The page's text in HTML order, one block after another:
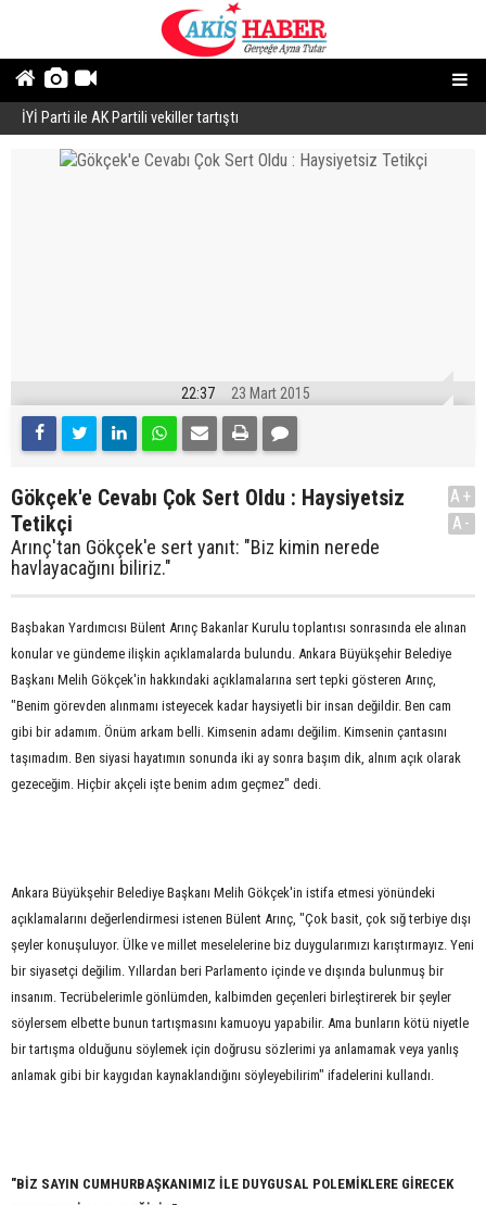
İYİ Parti ile AK Partili vekiller tartıştı
22:37 23 Mart 2015
Gökçek'e Cevabı Çok Sert Oldu : Haysiyetsiz
Tetikçi
Arınç'tan Gökçek'e sert yanıt: "Biz kimin nerede
havlayacağını biliriz."
A+
A-
Başbakan Yardımcısı Bülent Arınç Bakanlar Kurulu toplantısı sonrasında ele alınan
konular ve gündeme ilişkin açıklamalarda bulundu. Ankara Büyükşehir Belediye
Başkanı Melih Gökçek'in hakkındaki açıklamalarına sert tepki gösteren Arınç,
"Benim görevden alınmamı isteyecek kadar haysiyetli bir insan değildir. Ben cam
gibi bir adamım. Önüm arkam belli. Kimsenin adamı değilim. Kimsenin çantasını
taşımadım. Ben siyasi hayatımın sonunda iki ay sonra başım dik, alnım açık olarak
gezeceğim. Hiçbir akçeli işte benim adım geçmez" dedi.
Ankara Büyükşehir Belediye Başkanı Melih Gökçek'in istifa etmesi yönündeki
açıklamalarını değerlendirmesi istenen Bülent Arınç, "Çok basit, çok sığ terbiye dışı
şeyler konuşuluyor. Ülke ve millet meselelerine biz duygularımızı karıştırmayız. Yeni
bir siyasetçi değilim. Yıllardan beri Parlamento içinde ve dışında bulunmuş bir
insanım. Tecrübelerimle gönlümden, kalbimden geçenleri birleştirerek bir şeyler
söylersem elbette bunun tartışmasını kamuoyu yapabilir. Ama bunların kötü niyetle
bir tartışma olduğunu söylemek için doğrusu sözlerimi ya anlamamak veya yanlış
anlamak gibi bir kaygıdan kaynaklandığını söyleyebilirim" ifadelerini kullandı.
"BİZ SAYIN CUMHURBAŞKANIMIZ İLE DUYGUSAL POLEMİKLERE GİRECEK